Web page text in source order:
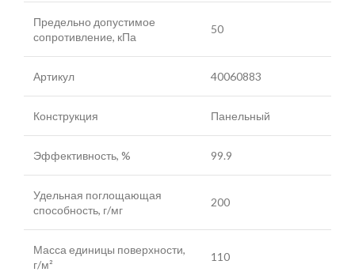
Предельно допустимое
сопротивление, кПа
50
Артикул 40060883
Конструкция Панельный
Эффективность, % 99.9
Удельная поглощающая
способность, г/мг
200
Масса единицы поверхности,
г/м²
110